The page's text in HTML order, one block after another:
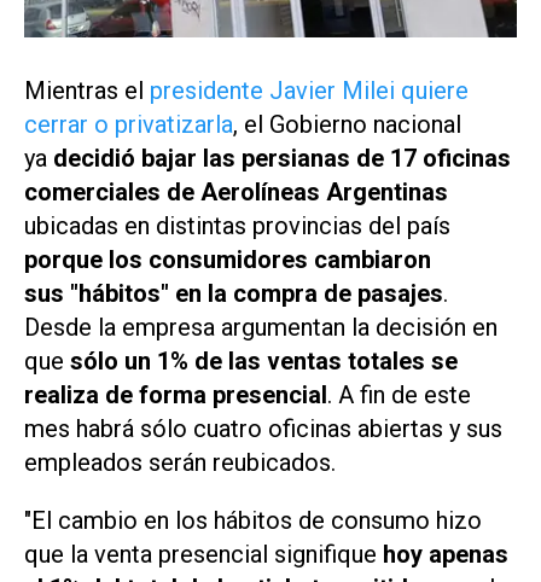
Mientras el presidente Javier Milei quiere
cerrar o privatizarla, el Gobierno nacional
ya decidió bajar las persianas de 17 oficinas
comerciales de Aerolíneas Argentinas
ubicadas en distintas provincias del país
porque los consumidores cambiaron
sus "hábitos" en la compra de pasajes.
Desde la empresa argumentan la decisión en
que sólo un 1% de las ventas totales se
realiza de forma presencial. A fin de este
mes habrá sólo cuatro oficinas abiertas y sus
empleados serán reubicados.
"El cambio en los hábitos de consumo hizo
que la venta presencial signifique hoy apenas